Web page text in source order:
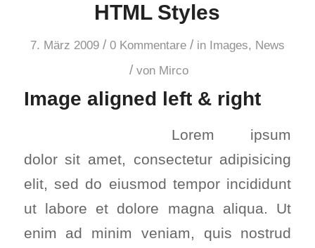
HTML Styl­es
7. März 2009 / 0 Kommentare / in Images, News
/ von Mirco
Image ali­gned left & right
Lorem ipsum
dolor sit amet, con­sec­te­tur adi­pi­si­cing
elit, sed do eius­mod tem­por inci­didunt
ut labo­re et dolo­re magna ali­qua. Ut
enim ad minim veniam, quis nostrud